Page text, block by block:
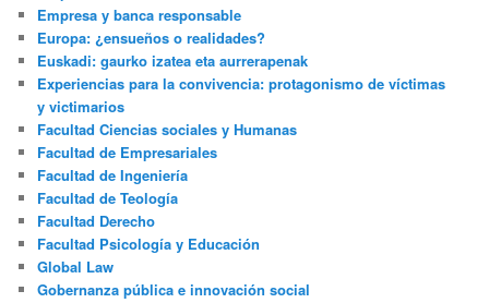
Empresa y banca responsable
Europa: ¿ensueños o realidades?
Euskadi: gaurko izatea eta aurrerapenak
Experiencias para la convivencia: protagonismo de víctimas
y victimarios
Facultad Ciencias sociales y Humanas
Facultad de Empresariales
Facultad de Ingeniería
Facultad de Teología
Facultad Derecho
Facultad Psicología y Educación
Global Law
Gobernanza pública e innovación social